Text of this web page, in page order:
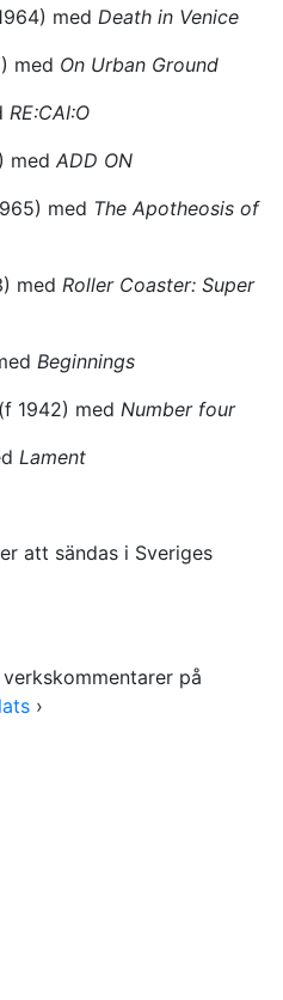
med Death in Venice
med On Urban Ground
RE:CAI:O
med ADD ON
med The Apotheosis of
med Roller Coaster: Super
Beginnings
1942) med Number four
Lament
att sändas i Sveriges
på
›